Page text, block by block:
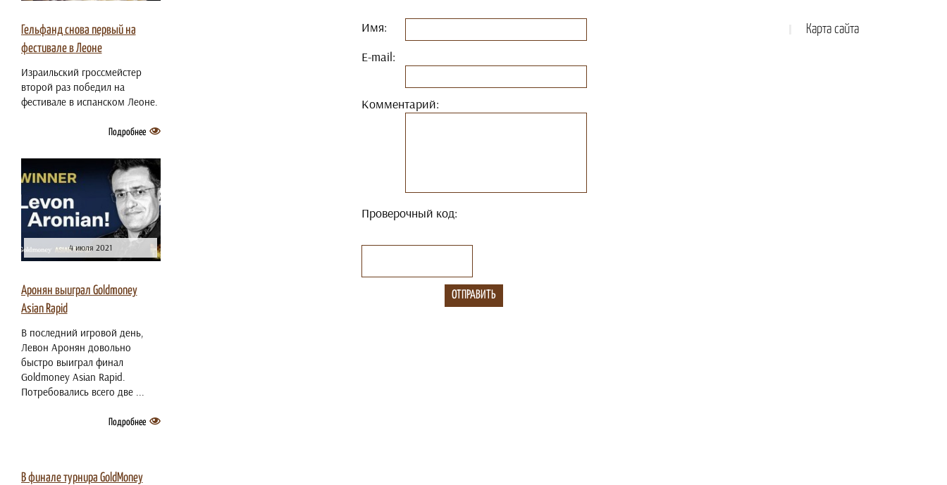
Гельфанд снова первый на
фестивале в Леоне
Израильский гроссмейстер
второй раз победил на
фестивале в испанском Леоне.
Подробнее
4 июля 2021
Аронян выиграл Goldmoney
Asian Rapid
В последний игровой день,
Левон Аронян довольно
быстро выиграл финал
Goldmoney Asian Rapid.
Потребовались всего две ...
Подробнее
В финале турнира GoldMoney
Имя:
E-mail:
Комментарий:
Проверочный код:
Карта сайта